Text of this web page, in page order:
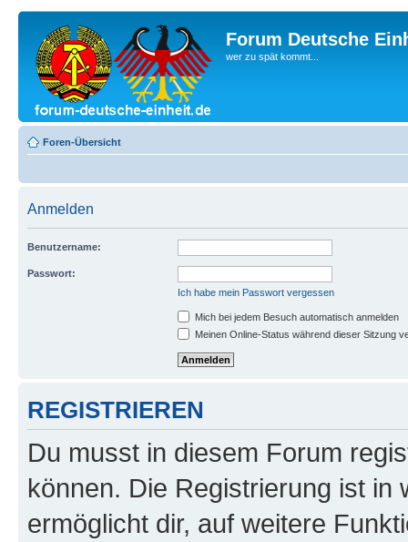
Forum Deutsche
wer zu spät kommt...
Foren-Übersicht
Anmelden
Benutzername:
Passwort:
Ich habe mein Passwort vergessen
Mich bei jedem Besuch automatisch anmelden
Meinen Online-Status während dieser Sitzung
REGISTRIEREN
Du musst in diesem Forum
können. Die Registrierung ist in
ermöglicht dir, auf weitere